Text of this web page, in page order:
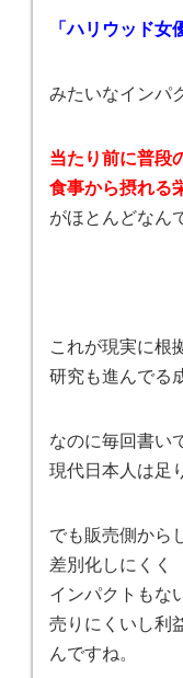
「ハリウッド女
みたいなインパ
当たり前に普段
食事から摂れる
がほとんどなん
これが現実に根
研究も進んでる
なのに毎回書い
現代日本人は足
でも販売側から
差別化しにくく
インパクトもな
売りにくいし利
んですね。